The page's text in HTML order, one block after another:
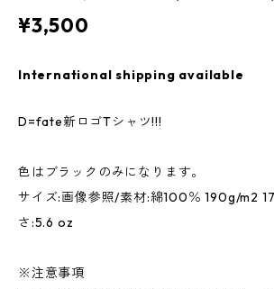
¥3,500
International shipping available
D=fate新ロゴTシャツ!!!
色はブラックのみになります。
サイズ:画像参照/素材:綿100％ 190g/m2
さ:5.6 oz
※注意事項